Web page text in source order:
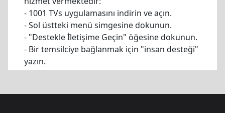
- 1001 TVs uygulamasını indirin ve açın.
- Sol üstteki menü simgesine dokunun.
- "Destekle İletişime Geçin" öğesine dokunun.
- Bir temsilciye bağlanmak için "insan desteği"
yazın.